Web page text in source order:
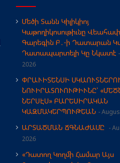
Մեծի Տանն Կիլիկիոյ
Կաթողիկոսութիւնը
Գարեգին Բ․-ի Դատարան
Դատապարտելի Կը Նկատէ
2026
ՓՐԱՒԻՏԵՆՍԻ
ՆՈՒԻՐԱՏՈՒՈՒԹԻՒՆԸ՝
ՆԵՐՍԷՍ» ԲԱՐԵՍԻՐԱԿԱՆ
ԿԱԶՄԱԿԵՐՊՈՒԹԵԱՆ
ԱՐՏԱԾՄԱՆ ՃԳՆԱԺԱՄԸ
2026
«Դատող Կողմի Համար Այս